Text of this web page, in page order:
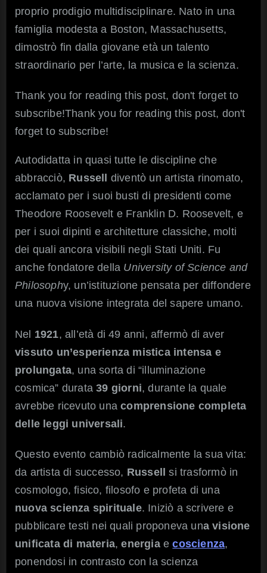
proprio prodigio multidisciplinare. Nato in una
famiglia modesta a Boston, Massachusetts,
dimostrò fin dalla giovane età un talento
straordinario per l’arte, la musica e la scienza.
Thank you for reading this post, don't forget to
subscribe!Thank you for reading this post, don't
forget to subscribe!
Autodidatta in quasi tutte le discipline che
abbracciò, Russell
diventò un artista rinomato,
acclamato per i suoi busti di presidenti come
Theodore Roosevelt e Franklin D. Roosevelt, e
per i suoi dipinti e architetture classiche, molti
dei quali ancora visibili negli Stati Uniti. Fu
anche fondatore della University of Science and
Philosophy, un’istituzione pensata per diffondere
una nuova visione integrata del sapere umano.
Nel 1921, all’età di 49 anni, affermò di aver
vissuto un’esperienza mistica intensa e
prolungata, una sorta di “illuminazione
cosmica” durata 39 giorni, durante la quale
avrebbe ricevuto unacomprensione completa
delle leggi universali.
Questo evento cambiò radicalmente la sua vita:
da artista di successo, Russell
si trasformò in
cosmologo, fisico, filosofo e profeta di una
nuova scienza spirituale. Iniziò a scrivere e
pubblicare testi nei quali proponeva una visione
unificata di materia,energiaecoscienza,
ponendosi in contrasto con la scienza